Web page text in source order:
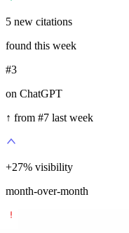
5 new citations
found this week
#3
on ChatGPT
↑ from #7 last week
+35% visibility
month-over-month